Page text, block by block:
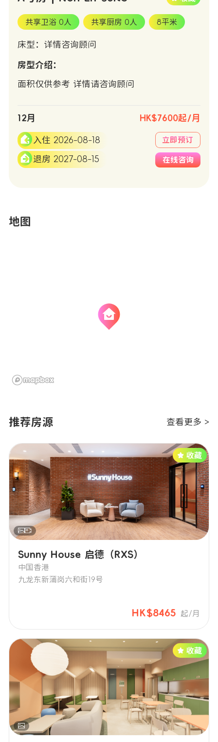
共享卫浴 0人 共享厨房 0人 8平米
床型：详情咨询顾问
房型介绍：
面积仅供参考 详情请咨询顾问
12月 HK$7600起/月
入住 2026-08-18
退房 2027-08-15
立即预订
在线咨询
地图
推荐房源 查看更多 >
Sunny House 启德（RXS）
中国香港
九龙东新蒲岗六和街19号
HK$8465 起/月